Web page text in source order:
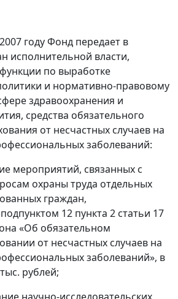
году Фонд передает в
исполнительной власти,
по выработке
и нормативно-правовому
здравоохранения и
средства обязательного
от несчастных случаев на
заболеваний:
мероприятий, связанных с
охраны труда отдельных
граждан,
12 пункта 2 статьи 17
«Об обязательном
от несчастных случаев на
заболеваний», в
рублей;